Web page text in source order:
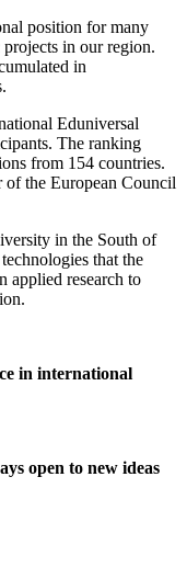
position for many
in our region.
in
Eduniversal
The ranking
from 154 countries.
of the European Council
in the South of
that the
applied research to
in international
open to new ideas